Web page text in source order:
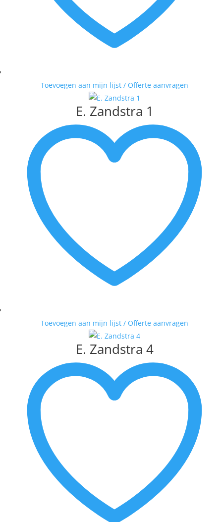
Toevoegen aan mijn lijst / Offerte aanvragen
E. Zandstra 1
Toevoegen aan mijn lijst / Offerte aanvragen
E. Zandstra 4